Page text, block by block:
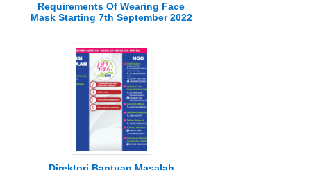
Requirements Of Wearing Face
Mask Starting 7th September 2022